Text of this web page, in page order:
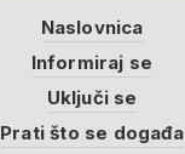
Naslovnica
Informiraj se
Uključi se
Prati što se događa